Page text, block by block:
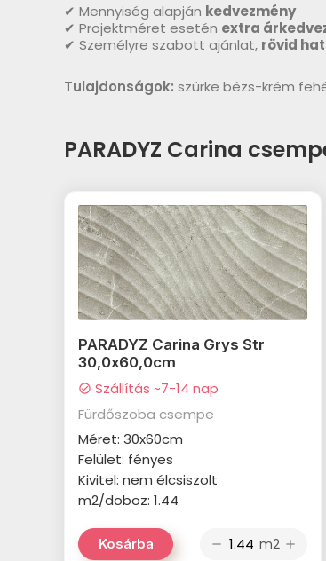
✔ Mennyiség alapján kedvezmény
✔ Projektméret esetén extra
✔ Személyre szabott ajánlat, rövid
Tulajdonságok: szürke bézs-krém
PARADYZ Carina
PARADYZ Carina Grys Str
30,0x60,0cm
check_circle Szállítás ~7-14 nap
Fürdőszoba csempe
Méret: 30x60cm
Felület: fényes
Kivitel: nem élcsiszolt
m2/doboz: 1.44
Kosárba remove m2 add